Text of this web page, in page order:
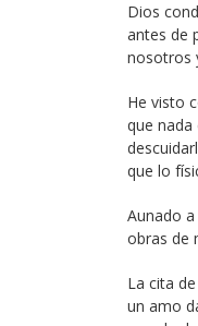
Dios
antes de
nosotros
He visto
que
que lo
Aunado
obras de
La cita
un amo